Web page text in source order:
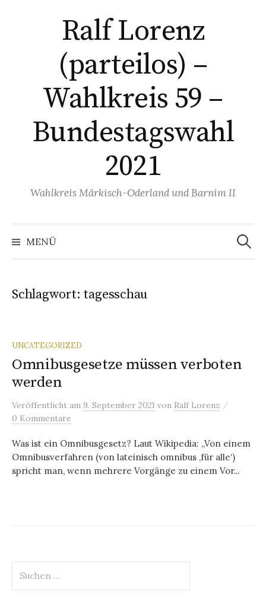
Ralf Lorenz
(parteilos) –
Wahlkreis 59 –
Bundestagswahl
2021
Wahlkreis Märkisch-Oderland und Barnim II
MENÜ
Suchen
nach:
Schlagwort: tagesschau
UNCATEGORIZED
Omnibusgesetze müssen verboten
werden
Veröffentlicht am 9. September 2021 von Ralf Lorenz /
0 Kommentare
Was ist ein Omnibusgesetz? Laut Wikipedia: „Von einem
Omnibusverfahren (von lateinisch omnibus ‚für alle‘)
spricht man, wenn mehrere Vorgänge zu einem Vor...
nach: